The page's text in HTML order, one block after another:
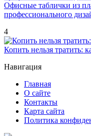
Офисные таблички из
профессионального
4
Копить нельзя тратить:
Навигация
Главная
О сайте
Контакты
Карта сайта
Политика